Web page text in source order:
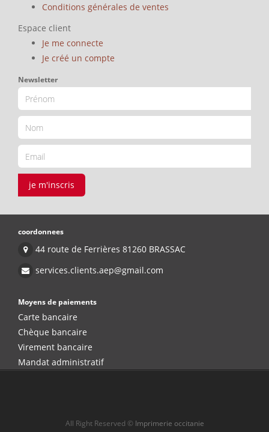
Conditions générales de ventes
Espace client
Je me connecte
Je créé un compte
Newsletter
je m'inscris
coordonnees
44 route de Ferrières 81260 BRASSAC
services.clients.aep@gmail.com
Moyens de paiements
Carte bancaire
Chèque bancaire
Virement bancaire
Mandat administratif
All Right Reserved © Imprimerie occitanie